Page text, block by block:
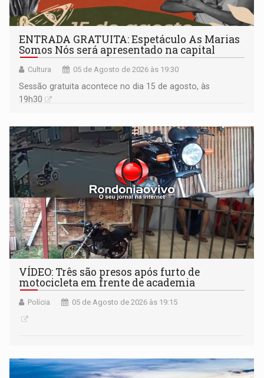
ENTRADA GRATUITA: Espetáculo As Marias
Somos Nós será apresentado na capital
Cultura 05 de Agosto de 2026 às 19:30
Sessão gratuita acontece no dia 15 de agosto, às
19h30
VÍDEO: Três são presos após furto de
motocicleta em frente de academia
Polícia 05 de Agosto de 2026 às 19:15